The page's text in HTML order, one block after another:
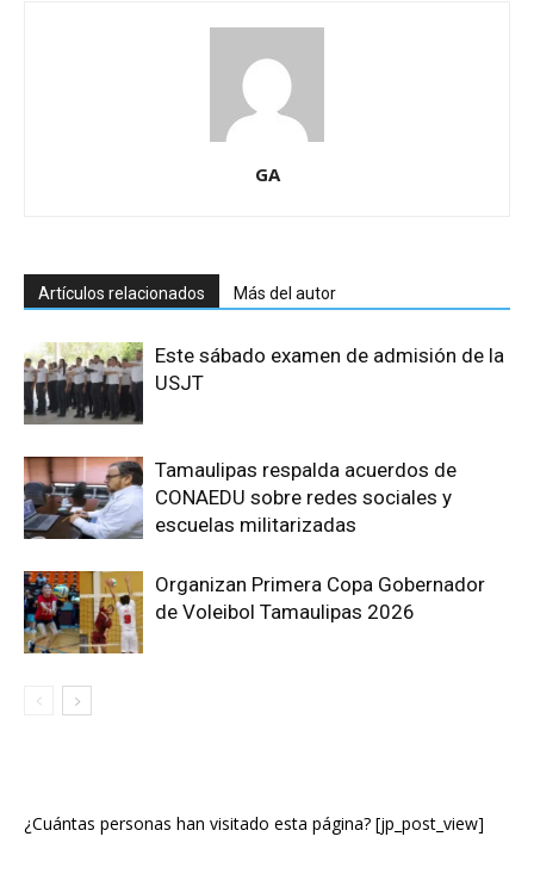
GA
Artículos relacionados Más del autor
Este sábado examen de admisión de la
USJT
Tamaulipas respalda acuerdos de
CONAEDU sobre redes sociales y
escuelas militarizadas
Organizan Primera Copa Gobernador
de Voleibol Tamaulipas 2026
¿Cuántas personas han visitado esta página? [jp_post_view]